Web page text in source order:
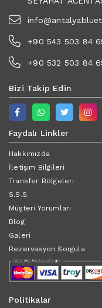
+90 543 503 84
+90 532 503 84
Bizi Takip Edin
Faydalı Linkler
Hakkımızda
İletişim Bilgileri
Transfer Bölgeleri
S.S.S.
Müşteri Yorumları
Blog
Galeri
Rezervasyon Sorgula
Politikalar